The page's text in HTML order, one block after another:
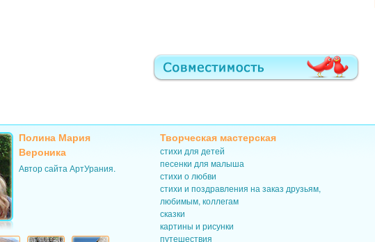
Полина Мария
Вероника
Автор сайта АртУрания.
Творческая мастерская
стихи для детей
песенки для малыша
стихи о любви
стихи и поздравления на заказ друзьям,
любимым, коллегам
сказки
картины и рисунки
путешествия